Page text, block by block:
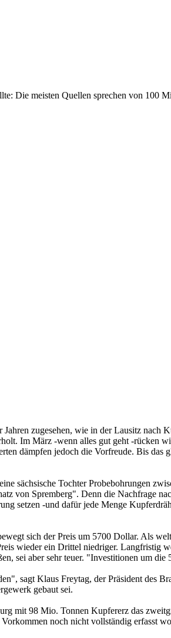
Die meisten Quellen sprechen von
zugesehen, wie in der Lausitz
Im März -wenn alles gut geht -rücken
dämpfen jedoch die Vorfreude. Bis
sächsische Tochter Probebohrungen
von Spremberg". Denn die Nachfrage
setzen -und dafür jede Menge
sich der Preis um 5700 Dollar. Als
wieder ein Drittel niedriger. Langfristig
sei aber sehr teuer. "Investitionen um
sagt Klaus Freytag, der Präsident des
gebaut sei.
mit 98 Mio. Tonnen Kupfererz das
noch nicht vollständig erfasst